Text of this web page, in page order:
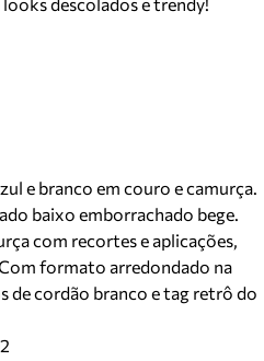
e branco em couro e camurça.
baixo emborrachado bege.
com recortes e aplicações,
formato arredondado na
de cordão branco e tag retrô do